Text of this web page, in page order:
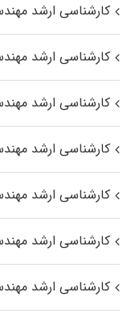
کارشناسی ارشد
کارشناسی ارشد
کارشناسی ارشد
کارشناسی ارشد
کارشناسی ارشد
کارشناسی ارشد
کارشناسی ارشد